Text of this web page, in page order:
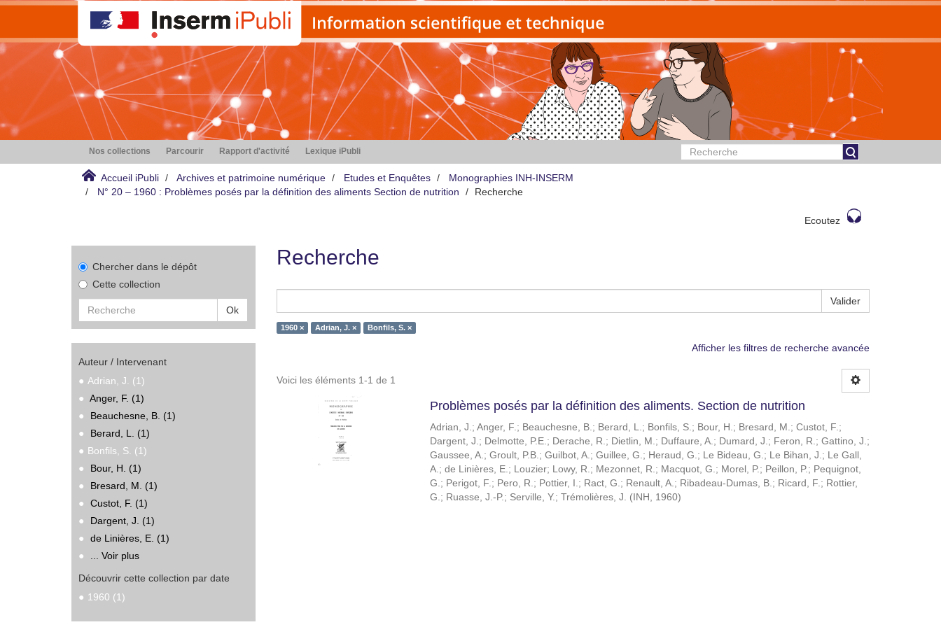
Nos collections Parcourir Rapport d'activité Lexique iPubli
Accueil iPubli Archives et patrimoine numérique Etudes et Enquêtes
Monographies INH-INSERM
N° 20 – 1960 : Problèmes posés par la définition des aliments Section de nutrition
Recherche
Ecoutez
Chercher dans le dépôt
Cette collection
Ok
Auteur / Intervenant
Adrian, J. (1)
Anger, F. (1)
Beauchesne, B. (1)
Berard, L. (1)
Bonfils, S. (1)
Bour, H. (1)
Bresard, M. (1)
Custot, F. (1)
Dargent, J. (1)
de Linières, E. (1)
... Voir plus
Découvrir cette collection par date
1960 (1)
Recherche
Valider
1960 × Adrian, J. × Bonfils, S. ×
Afficher les filtres de recherche avancée
Voici les éléments 1-1 de 1
Problèmes posés par la définition des aliments. Section de nutrition
Adrian, J.; Anger, F.; Beauchesne, B.; Berard, L.; Bonfils, S.; Bour, H.; Bresard, M.; Custot, F.;
Dargent, J.; Delmotte, P.E.; Derache, R.; Dietlin, M.; Duffaure, A.; Dumard, J.; Feron, R.; Gattino, J.;
Gaussee, A.; Groult, P.B.; Guilbot, A.; Guillee, G.; Heraud, G.; Le Bideau, G.; Le Bihan, J.; Le Gall,
A.; de Linières, E.; Louzier; Lowy, R.; Mezonnet, R.; Macquot, G.; Morel, P.; Peillon, P.; Pequignot,
G.; Perigot, F.; Pero, R.; Pottier, I.; Ract, G.; Renault, A.; Ribadeau-Dumas, B.; Ricard, F.; Rottier,
G.; Ruasse, J.-P.; Serville, Y.; Trémolières, J. (INH , 1960)